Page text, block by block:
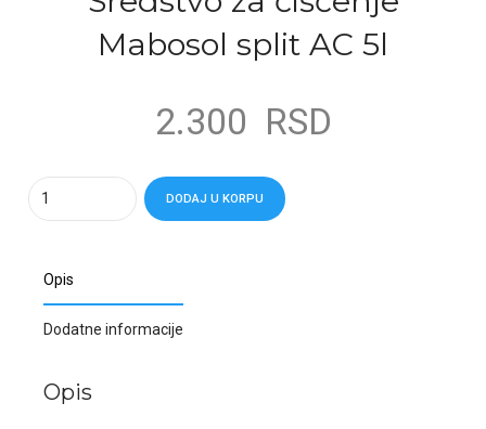
Mabosol split AC 5l
2.300 RSD
DODAJ U KORPU
Opis
Dodatne informacije
Opis